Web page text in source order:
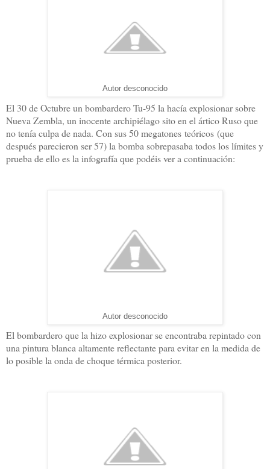
Autor desconocido
El 30 de Octubre un bombardero Tu-95 la hacía explosionar sobre
Nueva Zembla, un inocente archipiélago sito en el ártico Ruso que
no tenía culpa de nada. Con sus 50 megatones teóricos (que
después parecieron ser 57) la bomba sobrepasaba todos los límites y
prueba de ello es la infografía que podéis ver a continuación:
Autor desconocido
El bombardero que la hizo explosionar se encontraba repintado con
una pintura blanca altamente reflectante para evitar en la medida de
lo posible la onda de choque térmica posterior.